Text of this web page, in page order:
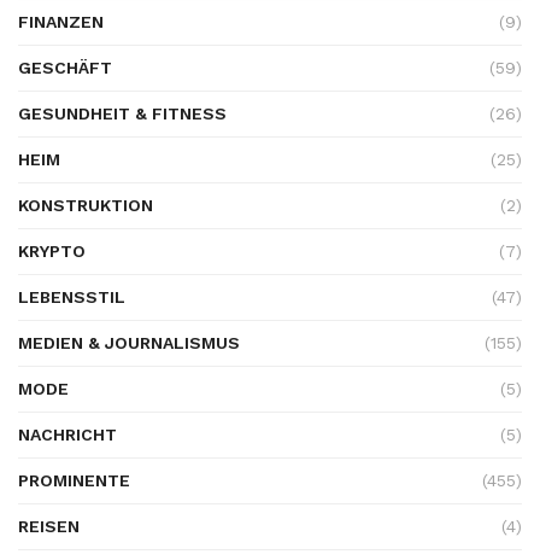
FINANZEN (9)
GESCHÄFT (59)
GESUNDHEIT & FITNESS (26)
HEIM (25)
KONSTRUKTION (2)
KRYPTO (7)
LEBENSSTIL (47)
MEDIEN & JOURNALISMUS (155)
MODE (5)
NACHRICHT (5)
PROMINENTE (455)
REISEN (4)